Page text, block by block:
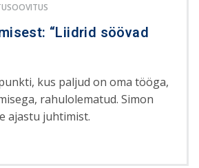
“Liidrid söövad
kus paljud on oma tööga,
rahulolematud. Simon
ajastu juhtimist.